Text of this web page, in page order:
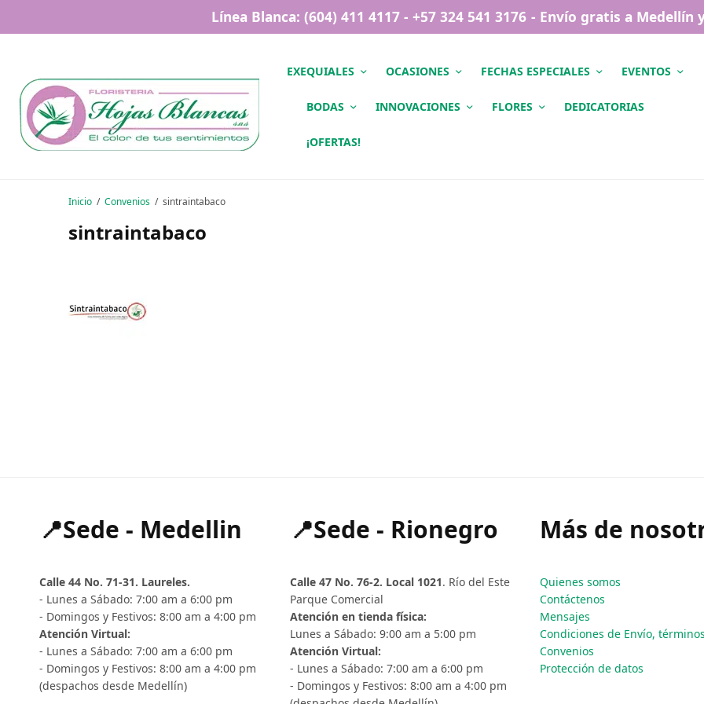
Línea Blanca: (604) 411 4117 - +57 324 541 3176 - Envío gratis a
EXEQUIALES OCASIONES FECHAS ESPECIALES EVENTOS
BODAS INNOVACIONES FLORES DEDICATORIAS
¡OFERTAS!
Inicio Convenios sintraintabaco
sintraintabaco
📍Sede - Medellin
Calle 44 No. 71-31. Laureles.
- Lunes a Sábado: 7:00 am a 6:00 pm
- Domingos y Festivos: 8:00 am a 4:00 pm
Atención Virtual:
- Lunes a Sábado: 7:00 am a 6:00 pm
- Domingos y Festivos: 8:00 am a 4:00 pm
(despachos desde Medellín)
📍Sede - Rionegro
Calle 47 No. 76-2. Local 1021. Río del Este
Parque Comercial
Atención en tienda física:
Lunes a Sábado: 9:00 am a 5:00 pm
Atención Virtual:
- Lunes a Sábado: 7:00 am a 6:00 pm
- Domingos y Festivos: 8:00 am a 4:00 pm
Más de
Quienes somos
Contáctenos
Mensajes
Condiciones de Envío,
Convenios
Protección de datos